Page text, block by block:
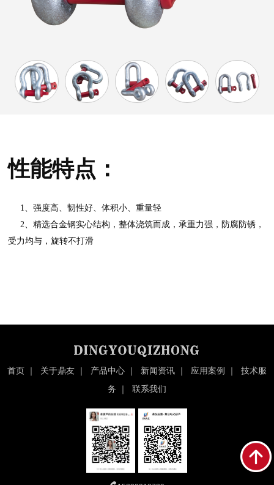
性能特点：
1、强度高、韧性好、体积小、重量轻
2、精选合金钢实心结构，整体浇筑而成，承重力强，防腐防锈，
受力均与，旋转不打滑
首页｜ 关于鼎友｜ 产品中心｜ 新闻资讯｜ 应用案例 ｜ 技术服
务 ｜ 联系我们